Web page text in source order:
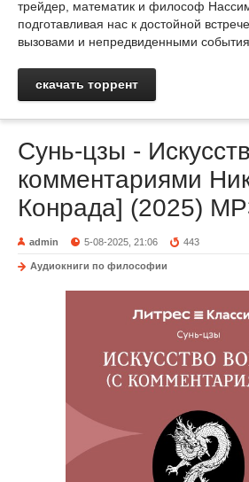
трейдер, математик и философ
подготавливая нас к достойной
вызовами и непредвиденными
скачать торрент
Сунь-цзы -
комментариями
Конрада] (2025)
admin 5-08-2025, 21:06 443
Аудиокниги по философии